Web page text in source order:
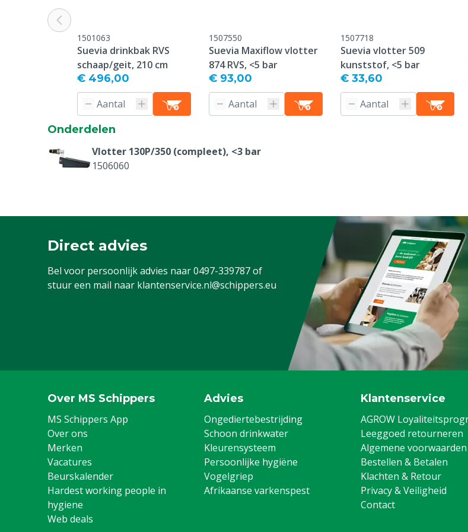
Inclusief watertoevoer
Diercapaciteit
80
Garantie
Standaard, conform onze algemene
service & garantie voorwaarden,
vermeld onder het kopje "Klantenservice
-> Klachten & Retour" onderaan deze
Type watertoevoer
Vlotter
Plaatsing
Dit product wordt speciaal voor u
besteld en kan na bestelling niet meer
geannuleerd of na ontvangst
Kleur
Grijs
1501063
Suevia drinkbak RVS
schaap/geit, 210 cm
€ 496,00
1507550
Suevia Maxiflow vlotter
874 RVS, <5 bar
€ 93,00
1507718
Suevia vlotter 509
kunststof, <5 bar
€ 33,60
Onderdelen
Vlotter 130P/350 (compleet), <3 bar
1506060
Direct advies
Bel voor persoonlijk advies naar0497-339787of
stuur een mail naar klantenservice.nl@schippers.eu
Over MS Schippers
MS Schippers App
Over ons
Merken
Vacatures
Beurskalender
Hardest working people in
hygiene
Web deals
Advies
Ongediertebestrijding
Schoon drinkwater
Kleurensysteem
Persoonlijke hygiëne
Vogelgriep
Afrikaanse varkenspest
Klantenservice
AGROW
Leeggoed retourneren
Algemene voorwaarden
Bestellen & Betalen
Klachten & Retour
Privacy & Veiligheid
Contact